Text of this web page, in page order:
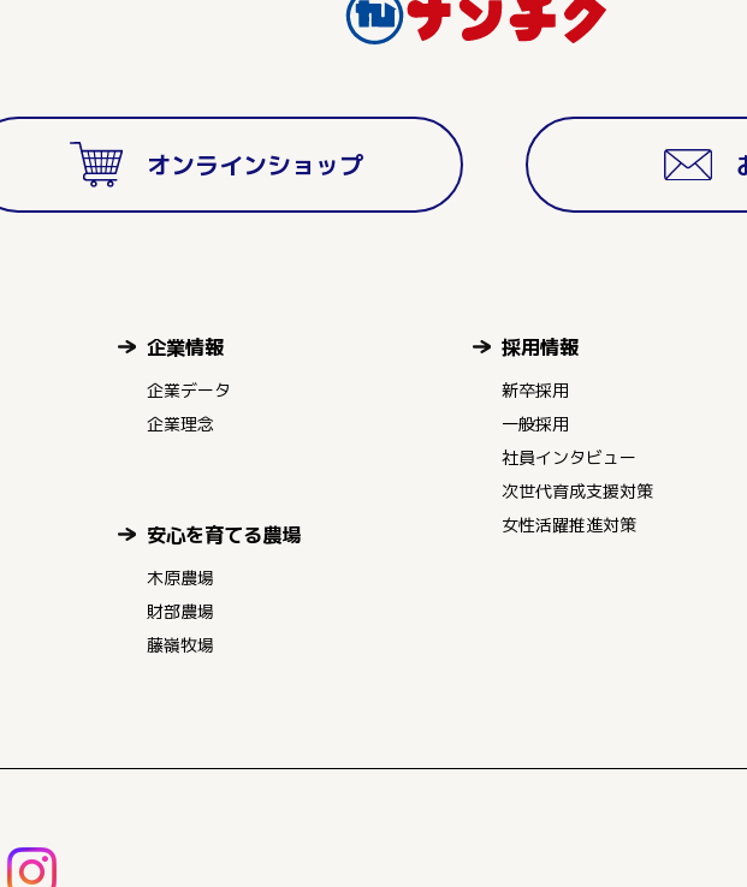
オンラインショップ
企業情報
企業データ
企業理念
安心を育てる農場
木原農場
財部農場
藤嶺牧場
採用情報
新卒採用
一般採用
社員インタビュー
次世代育成支援対策
女性活躍推進対策